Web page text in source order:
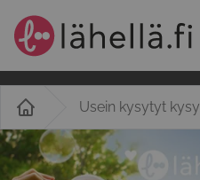
Usein kysytyt